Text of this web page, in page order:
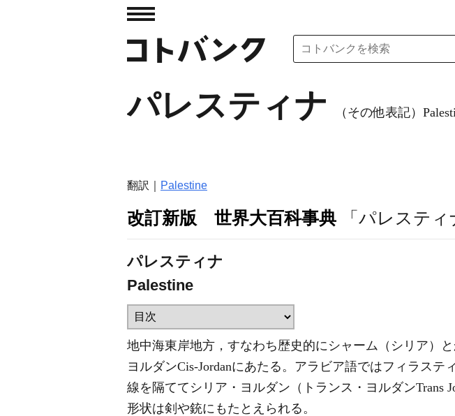
パレスティナ （その他表記）
翻訳｜ Palestine
改訂新版 世界大百科事典 「パレステ
パレスティナ
Palestine
地中海東岸地方，すなわち歴史的にシャーム（シリア）
ヨルダンCis-Jordanにあたる。アラビア語ではフィラステ
線を隔ててシリア・ヨルダン（トランス・ヨルダンTrans
形状は剣や銃にもたとえられる。